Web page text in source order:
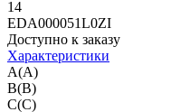
14
EDA000051L0ZI
Доступно к заказу
Характеристики
A(A)
B(B)
C(C)